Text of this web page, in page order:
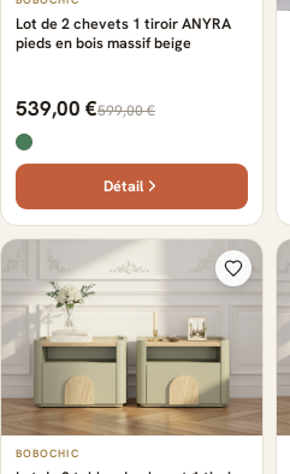
Lot de 2 chevets 1 tiroir ANYRA
pieds en bois massif beige
539,00 €599,00 €
Détail
BOBOCHIC